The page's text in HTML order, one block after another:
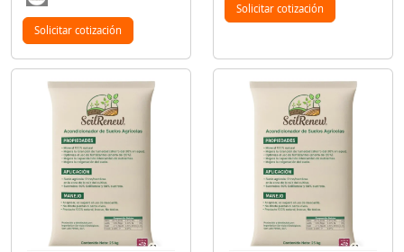
Solicitar cotización
Solicitar cotización